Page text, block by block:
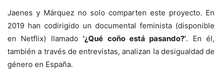
Jaenes y Márquez no solo comparten este proyecto. En
2019 han codirigido un documental feminista (disponible
en Netflix) llamado‘¿Qué coño está pasando?’. En él,
también a través de entrevistas, analizan la desigualdad de
género en España.